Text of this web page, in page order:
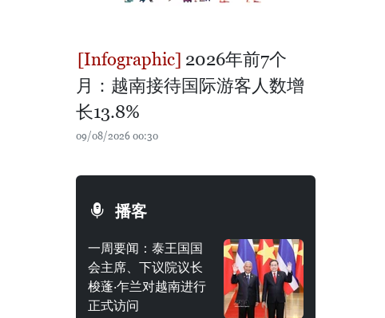
2026年前7个
月：越南接待国际游客人数增
长13.8%
09/08/2026 00:30
播客
一周要闻：泰王国国
会主席、下议院议长
梭蓬·乍兰对越南进行
正式访问